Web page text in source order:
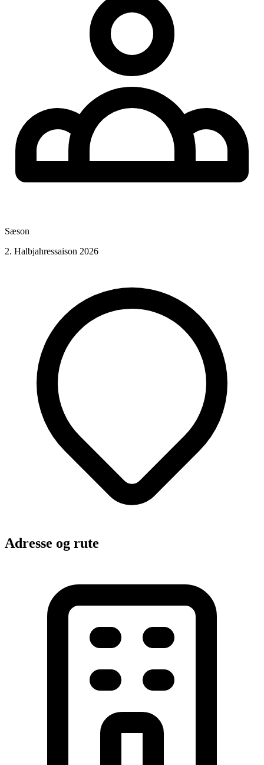
Sæson
2. Halbjahressaison 2026
Adresse og rute